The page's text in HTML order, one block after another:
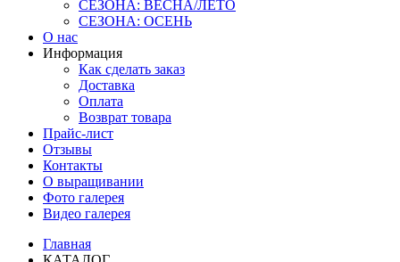
СЕЗОНА: ВЕСНА/ЛЕТО
СЕЗОНА: ОСЕНЬ
О нас
Информация
Как сделать заказ
Доставка
Оплата
Возврат товара
Прайс-лист
Отзывы
Контакты
О выращивании
Фото галерея
Видео галерея
Главная